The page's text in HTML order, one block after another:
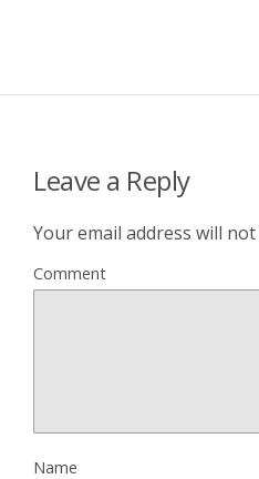
Leave a Reply
Your email address will
Comment
Name